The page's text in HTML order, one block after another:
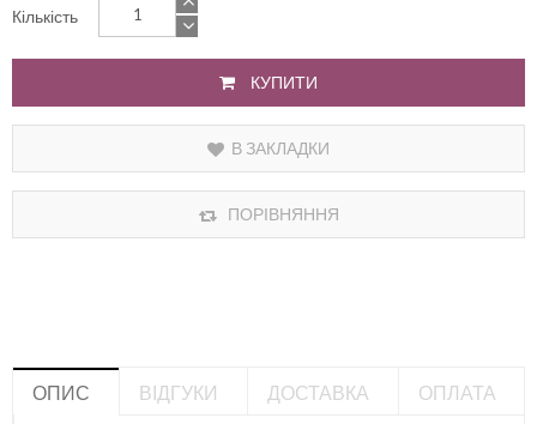
Кількість
КУПИТИ
В ЗАКЛАДКИ
ПОРІВНЯННЯ
ОПИС ВІДГУКИ ДОСТАВКА
ОПЛАТА